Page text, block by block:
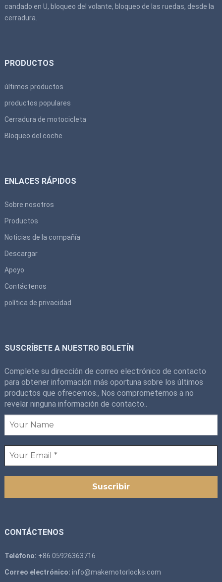
candado en U, bloqueo del volante, bloqueo de las ruedas, desde la
cerradura.
PRODUCTOS
últimos productos
productos populares
Cerradura de motocicleta
Bloqueo del coche
ENLACES RÁPIDOS
Sobre nosotros
Productos
Noticias de la compañía
Descargar
Apoyo
Contáctenos
política de privacidad
SUSCRÍBETE A NUESTRO BOLETÍN
Complete su dirección de correo electrónico de contacto
para obtener información más oportuna sobre los últimos
productos que ofrecemos., Nos comprometemos a no
revelar ninguna información de contacto..
CONTÁCTENOS
Teléfono: +86 05926363716
Correo electrónico: info@makemotorlocks.com